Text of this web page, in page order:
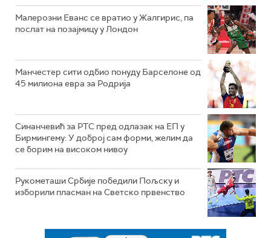
Малерозни Еванс се вратио у Жалгирис, па
послат на позајмицу у Лондон
Манчестер сити одбио понуду Барселоне од
45 милиона евра за Родрија
Синанчевић за РТС пред одлазак на ЕП у
Бирмингему: У доброј сам форми, желим да
се борим на високом нивоу
Рукометаши Србије победили Пољску и
изборили пласман на Светско првенство